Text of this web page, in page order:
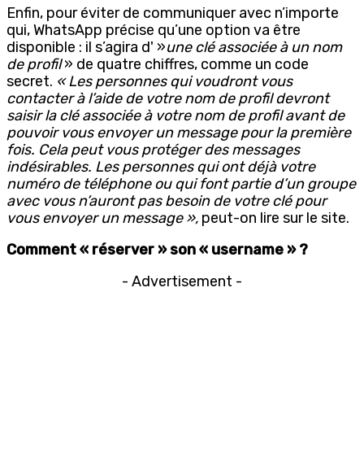
Enfin, pour éviter de communiquer avec n’importe
qui, WhatsApp précise qu’une option va être
disponible : il s’agira d' »une clé associée à un nom
de profil» de quatre chiffres, comme un code
secret. « Les personnes qui voudront vous
contacter à l’aide de votre nom de profil devront
saisir la clé associée à votre nom de profil avant de
pouvoir vous envoyer un message pour la première
fois. Cela peut vous protéger des messages
indésirables. Les personnes qui ont déjà votre
numéro de téléphone ou qui font partie d’un groupe
avec vous n’auront pas besoin de votre clé pour
vous envoyer un message », peut-on lire sur le site.
Comment « réserver » son « username » ?
- Advertisement -